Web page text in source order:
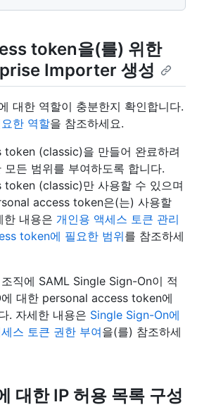
token을(를) 위한
Importer 생성
대한 역할이 충분한지 확인합니다.
한 역할을 참조하세요.
(classic)을 만들어 완료하려
모든 범위를 부여하도록 합니다.
(classic)만 사용할 수 있으며
access token은(는) 사용할
한 내용은 개인용 액세스 토큰 관리
token에 필요한 범위를 참조하세
직에 SAML Single Sign-On이 적
에 대한 personal access token에
. 자세한 내용은 Single Sign-On에
스 토큰 권한 부여을(를) 참조하세
대한 IP 허용 목록 구성